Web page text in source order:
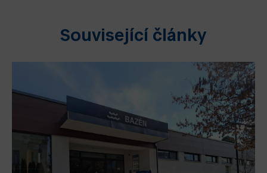
Související články